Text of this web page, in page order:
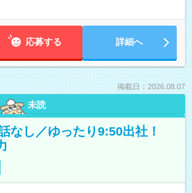
応募する 詳細へ
掲載日：2026.08.07
未読
なし／ゆったり9:50出社！